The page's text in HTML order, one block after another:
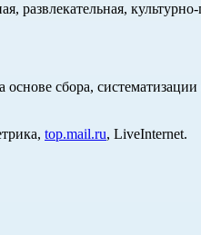
культурно-
сбора, систематизации
top.mail.ru, LiveInternet.